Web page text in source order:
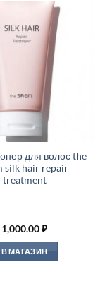
для волос the
silk hair repair
treatment
1,000.00₽
В МАГАЗИН